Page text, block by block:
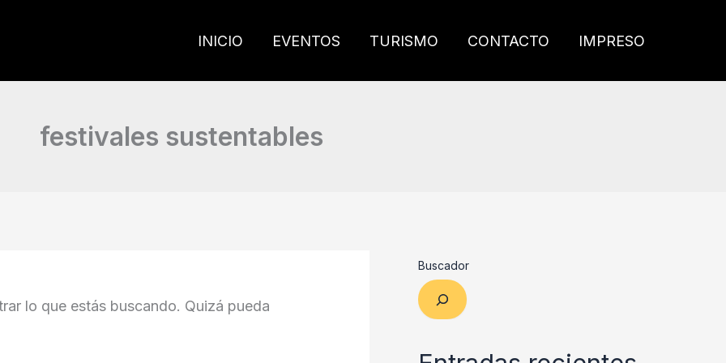
INICIO EVENTOS TURISMO CONTACTO IMPRESO
festivales sustentables
lo que estás buscando. Quizá pueda
Buscador